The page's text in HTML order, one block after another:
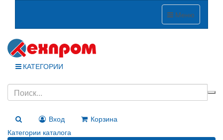
Меню
КАТЕГОРИИ
Вход
Корзина
Категории каталога